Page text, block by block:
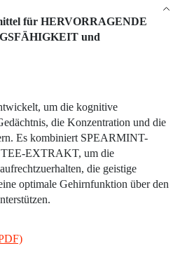
für HERVORRAGENDE
und
um die kognitive
die Konzentration und die
Es kombiniert SPEARMINT-
EXTRAKT, um die
die geistige
optimale Gehirnfunktion über den